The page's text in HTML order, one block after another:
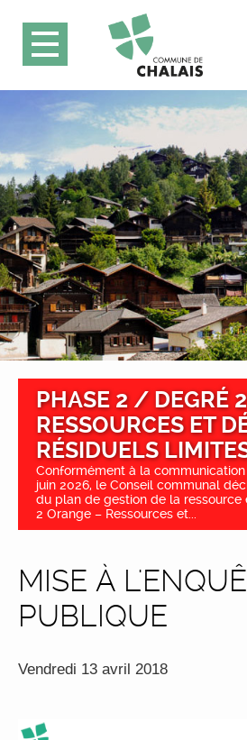
PHASE 2 / DEGRÉ
RESSOURCES ET
RÉSIDUELS
Conformément à la
juin 2026, le Conseil communal
du plan de gestion de la ressource
2 Orange – Ressources et...
MISE À
PUBLIQUE
Vendredi 13 avril 2018